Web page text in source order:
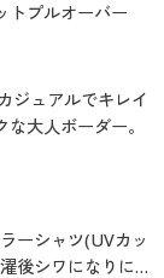
トプルオーバー
ジュアルでキレイ
大人ボーダー。
ーシャツ(UVカッ
後シワになりに